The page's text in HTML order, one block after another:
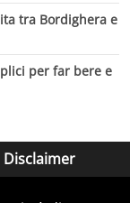
tra Bordighera e
per far bere e
Disclaimer